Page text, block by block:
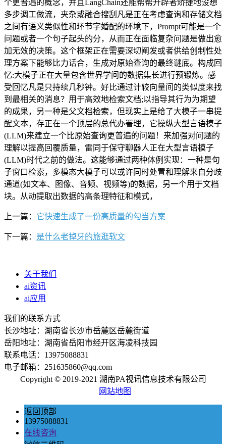
上一篇： 它快速生成了一份高质量的勾当方案
下一篇： 是什么老掉牙的旅逛软文
关于我们
ai资讯
ai应用
我们的联系方式
长沙地址：湖南省长沙市岳麓区岳麓街道
岳阳地址：湖南省岳阳市经开区海凌科技园
联系电话：13975088831
电子邮箱：251635860@qq.com
Copyright © 2019-2021 湖南PA视讯信息技术有限公司
网站地图
返回顶部
13975088831
在线咨询